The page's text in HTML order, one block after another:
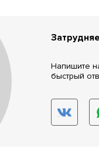
Напишите
быстрый